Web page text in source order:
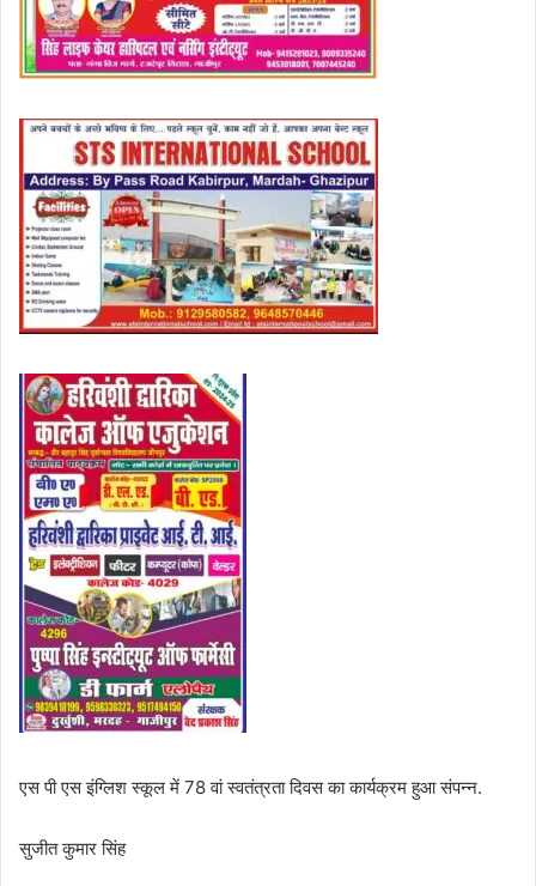
एस पी एस इंग्लिश स्कूल में 78 वां स्वतंत्रता दिवस का कार्यक्रम हुआ संपन्न.
सुजीत कुमार सिंह